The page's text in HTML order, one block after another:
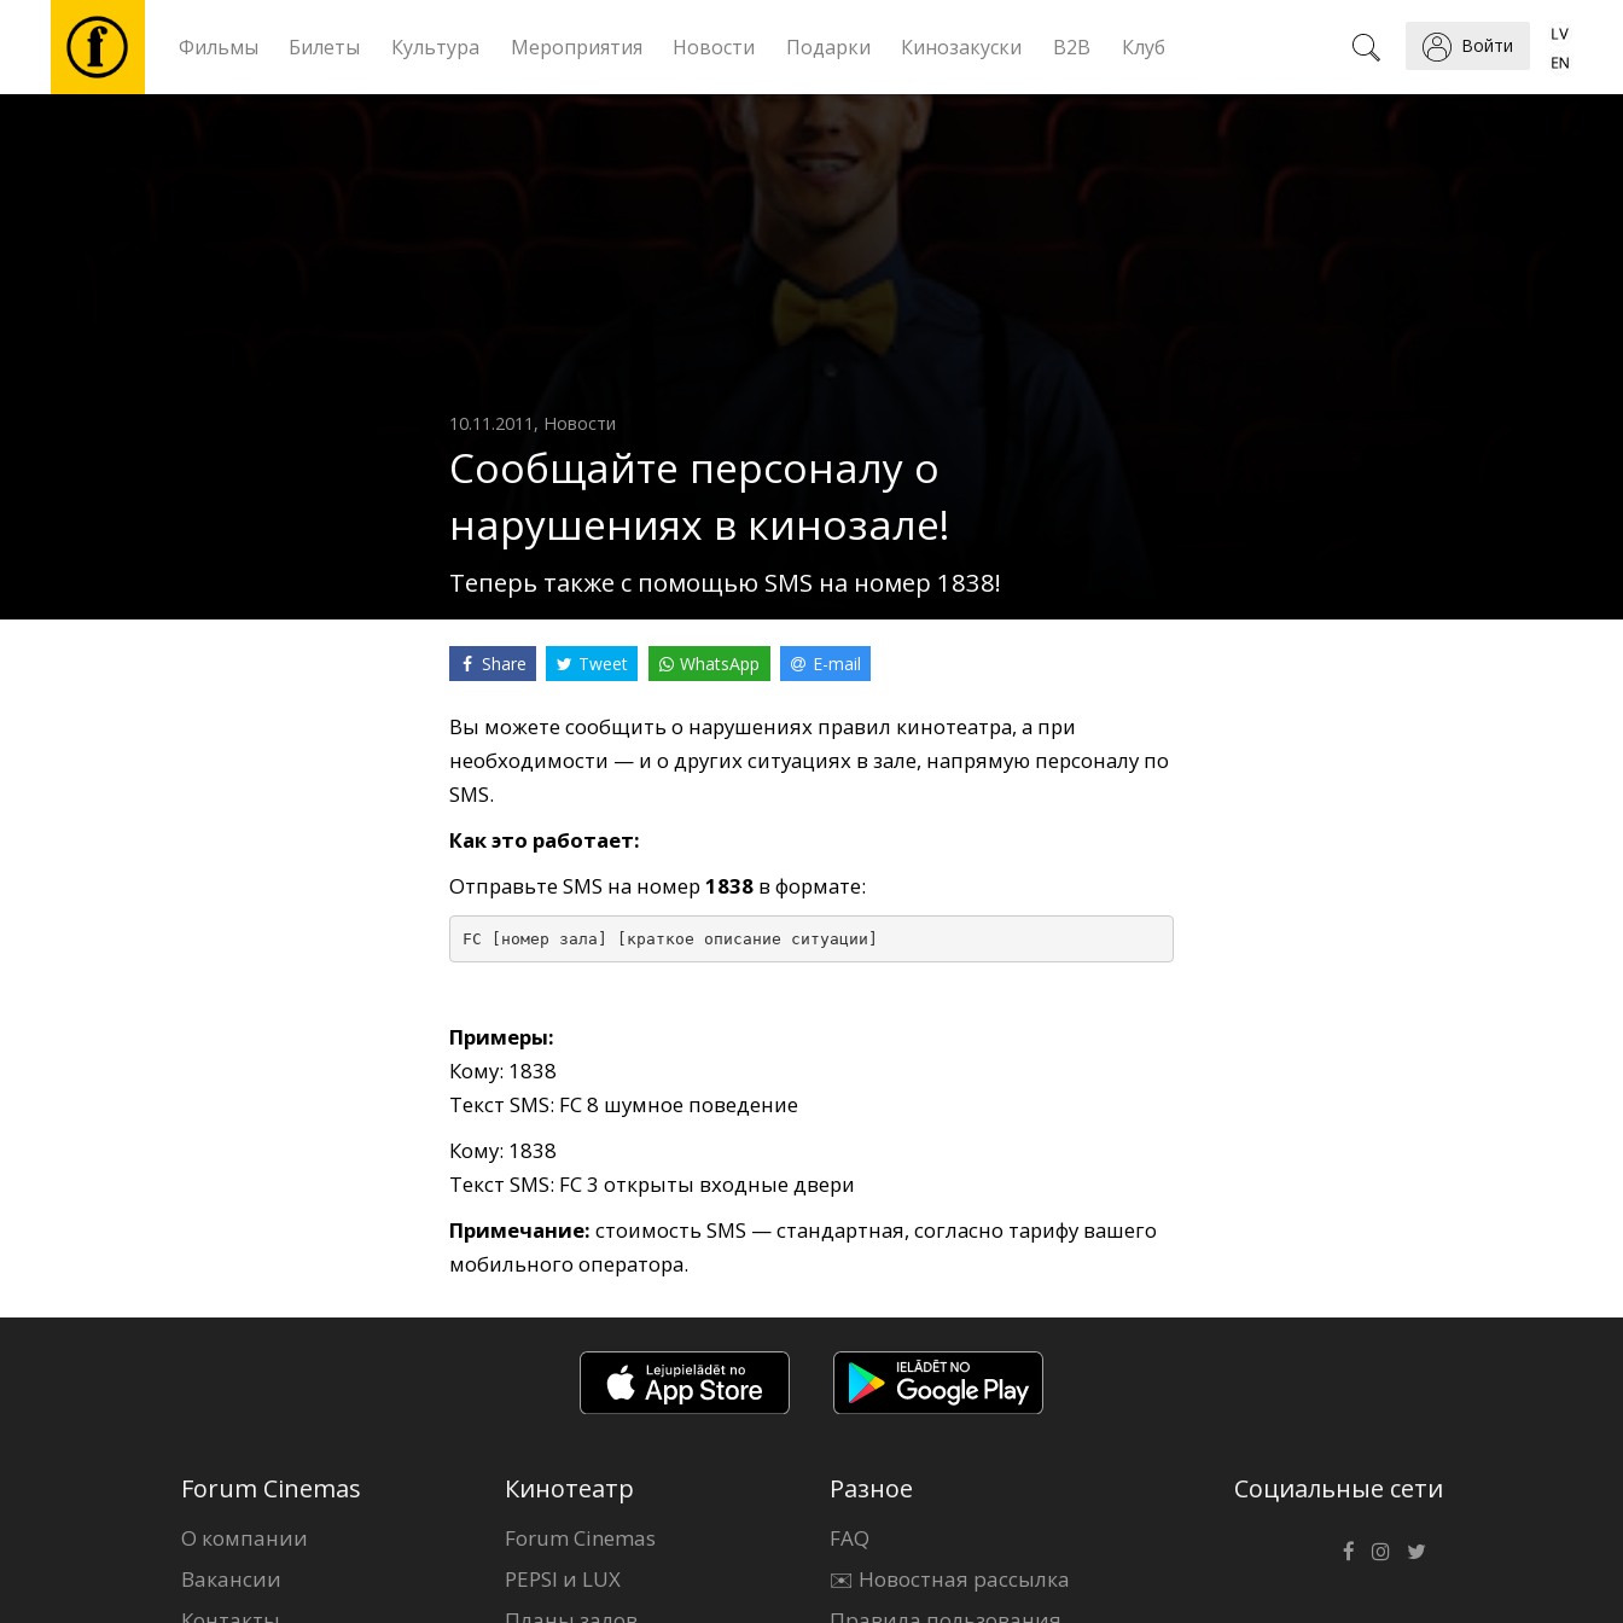
Фильмы Билеты Культура Мероприятия Новости Подарки Кинозакуски B2B Клуб Войти
B2B
10.11.2011, Новости
Сообщайте персоналу о
нарушениях в кинозале!
Теперь также с помощью SMS на номер 1838!
Share Tweet WhatsApp E-mail
Вы можете сообщить о нарушениях правил кинотеатра, а при
необходимости — и о других ситуациях в зале, напрямую персоналу по
SMS.
Как это работает:
Отправьте SMS на номер 1838 в формате:
FC [номер зала] [краткое описание ситуации]
Примеры:
Кому: 1838
Текст SMS: FC 8 шумное поведение
Кому: 1838
Текст SMS: FC 3 открыты входные двери
Примечание: стоимость SMS — стандартная, согласно тарифу вашего
мобильного оператора.
Forum Cinemas
О компании
Вакансии
Кинотеатр
Forum Cinemas
PEPSI и LUX
Разное
FAQ
✉️ Новостная рассылка
Социальные сети